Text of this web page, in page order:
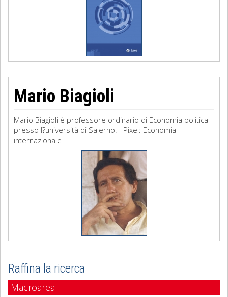
Mario Biagioli
Mario Biagioli è professore ordinario di Economia politica
presso l?università di Salerno. Pixel: Economia
internazionale
Raffina la ricerca
Macroarea